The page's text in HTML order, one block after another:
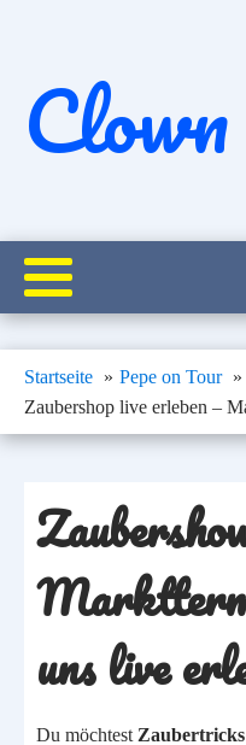
Startseite
Pepe on Tour
Zaubershop live erleben –
uns live
Du möchtest Zaubertricks